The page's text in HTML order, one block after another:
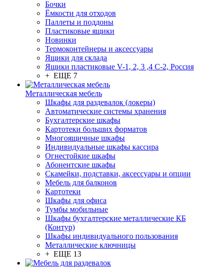
Бочки
Ёмкости для отходов
Паллеты и поддоны
Пластиковые ящики
Новинки
Термоконтейнеры и аксессуары
Ящики для склада
Ящики пластиковые V-1, 2, 3 ,4 С-2, Россия
+ ЕЩЕ 7
Металлическая мебель
Шкафы для раздевалок (локеры)
Автоматические системы хранения
Бухгалтерские шкафы
Картотеки больших форматов
Многоящичные шкафы
Индивидуальные шкафы кассира
Огнестойкие шкафы
Абонентские шкафы
Скамейки, подставки, аксессуары и опции
Мебель для балконов
Картотеки
Шкафы для офиса
Тумбы мобильные
Шкафы бухгалтерские металлические КБ
(Контур)
Шкафы индивидуального пользования
Металлические ключницы
+ ЕЩЕ 13